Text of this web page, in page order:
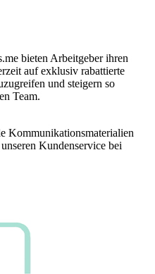
bieten Arbeitgeber ihren
auf exklusiv rabattierte
und steigern so
Team.
Kommunikationsmaterialien
Kundenservice bei